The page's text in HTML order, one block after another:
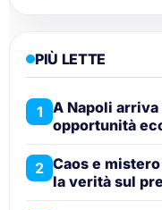
PIÙ LETTE
1 A Napoli
opportunità
2 Caos e
la verità sul